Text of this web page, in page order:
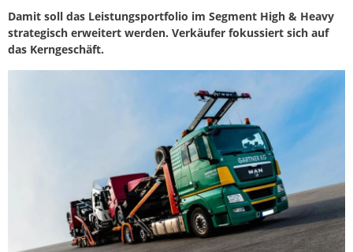
Damit soll das Leistungsportfolio im Segment High & Heavy
strategisch erweitert werden. Verkäufer fokussiert sich auf
das Kerngeschäft.